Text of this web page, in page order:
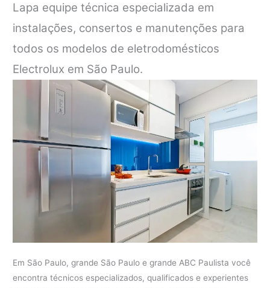
Lapa equipe técnica especializada em
instalações, consertos e manutenções para
todos os modelos de eletrodomésticos
Electrolux em São Paulo.
Em São Paulo, grande São Paulo e grande ABC Paulista você
encontra técnicos especializados, qualificados e experientes